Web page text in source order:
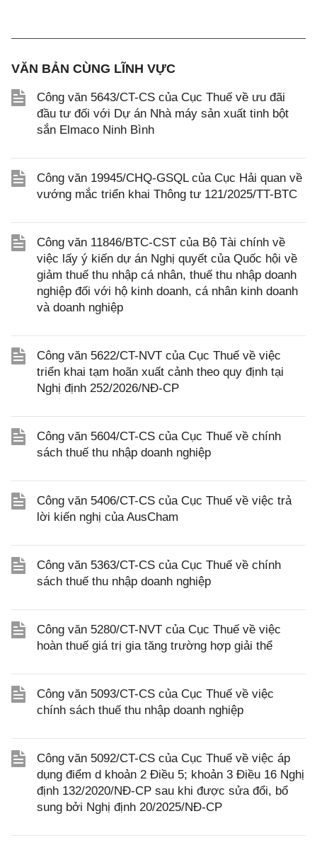
VĂN BẢN CÙNG LĨNH VỰC
Công văn 5643/CT-CS của Cục Thuế về ưu đãi
đầu tư đối với Dự án Nhà máy sản xuất tinh bột
sắn Elmaco Ninh Bình
Công văn 19945/CHQ-GSQL của Cục Hải quan về
vướng mắc triển khai Thông tư 121/2025/TT-BTC
Công văn 11846/BTC-CST của Bộ Tài chính về
việc lấy ý kiến dự án Nghị quyết của Quốc hội về
giảm thuế thu nhập cá nhân, thuế thu nhập doanh
nghiệp đối với hộ kinh doanh, cá nhân kinh doanh
và doanh nghiệp
Công văn 5622/CT-NVT của Cục Thuế về việc
triển khai tạm hoãn xuất cảnh theo quy định tại
Nghị định 252/2026/NĐ-CP
Công văn 5604/CT-CS của Cục Thuế về chính
sách thuế thu nhập doanh nghiệp
Công văn 5406/CT-CS của Cục Thuế về việc trả
lời kiến nghị của AusCham
Công văn 5363/CT-CS của Cục Thuế về chính
sách thuế thu nhập doanh nghiệp
Công văn 5280/CT-NVT của Cục Thuế về việc
hoàn thuế giá trị gia tăng trường hợp giải thể
Công văn 5093/CT-CS của Cục Thuế về việc
chính sách thuế thu nhập doanh nghiệp
Công văn 5092/CT-CS của Cục Thuế về việc áp
dụng điểm d khoản 2 Điều 5; khoản 3 Điều 16 Nghị
định 132/2020/NĐ-CP sau khi được sửa đổi, bổ
sung bởi Nghị định 20/2025/NĐ-CP